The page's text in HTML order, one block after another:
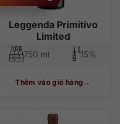
Leggenda Primitivo
Limited
750 ml 15%
Thêm vào giỏ hàng